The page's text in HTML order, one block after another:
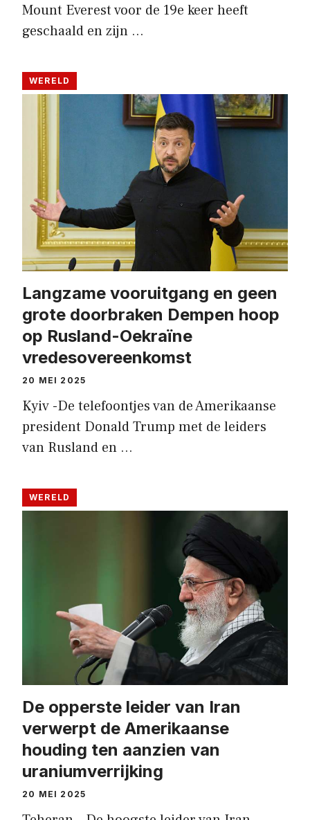
Mount Everest voor de 19e keer heeft
geschaald en zijn …
WERELD
Langzame vooruitgang en geen
grote doorbraken Dempen hoop
op Rusland-Oekraïne
vredesovereenkomst
20 MEI 2025
Kyiv -De telefoontjes van de Amerikaanse
president Donald Trump met de leiders
van Rusland en …
WERELD
De opperste leider van Iran
verwerpt de Amerikaanse
houding ten aanzien van
uraniumverrijking
20 MEI 2025